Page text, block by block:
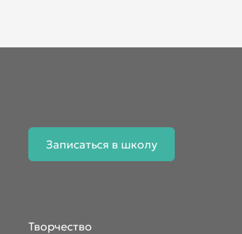
Записаться в школу
Творчество